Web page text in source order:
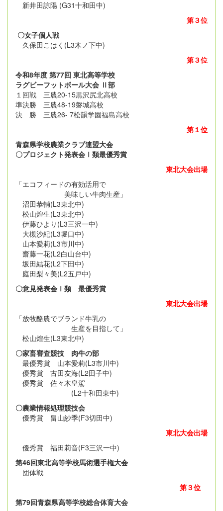
新井田諒陽 (G31十和田中)
第３位
〇女子個人戦
久保田こはく(L3木ノ下中)
第３位
令和8年度 第77回 東北高等学校
ラグビーフットボール大会 Ⅱ部
１回戦 三農20-15黒沢尻北高校
準決勝 三農48-19磐城高校
決 勝 三農26- 7松韻学園福島高校
第１位
青森県学校農業クラブ連盟大会
〇プロジェクト発表会Ⅰ類最優秀賞
東北大会出場
「エコフィードの有効活用で
美味しい牛肉生産」
沼田恭輔(L3東北中)
松山煌生(L3東北中)
伊藤ひより(L3三沢一中)
大槻沙紀(L3堀口中)
山本愛莉(L3市川中)
齋藤一花(L2白山台中)
坂田結花(L2下田中)
庭田梨々美(L2五戸中)
〇意見発表会Ⅰ類 最優秀賞
東北大会出場
「放牧酪農でブランド牛乳の
生産を目指して」
松山煌生(L3東北中)
〇家畜審査競技 肉牛の部
最優秀賞 山本愛莉(L3市川中)
優秀賞 古田友海(L2田子中)
優秀賞 佐々木皇駕
(L2十和田東中)
〇農業情報処理競技会
優秀賞 畠山紗季(F3切田中)
東北大会出場
優秀賞 福田莉音(F3三沢一中)
第46回東北高等学校馬術選手権大会
団体戦
第３位
第79回青森県高等学校総合体育大会